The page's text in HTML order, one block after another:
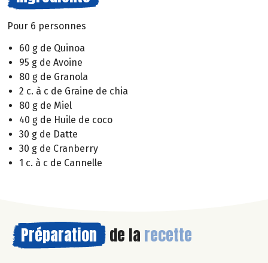
Pour 6 personnes
60 g de Quinoa
95 g de Avoine
80 g de Granola
2 c. à c de Graine de chia
80 g de Miel
40 g de Huile de coco
30 g de Datte
30 g de Cranberry
1 c. à c de Cannelle
Préparation de la recette